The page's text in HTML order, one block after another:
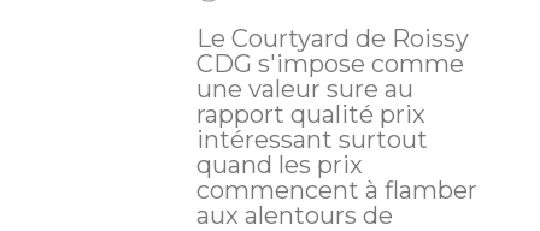
Le Courtyard de Roissy
CDG s'impose comme
une valeur sure au
rapport qualité prix
intéressant surtout
quand les prix
commencent à flamber
aux alentours de